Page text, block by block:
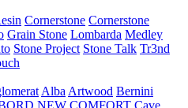
Cornerstone Cornerstone
Grain Stone Lombarda Medley
Stone Project Stone Talk Tr3nd
Alba Artwood Bernini